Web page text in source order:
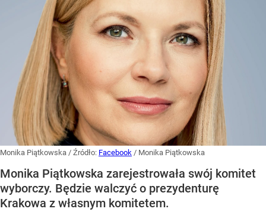
Monika Piątkowska / Źródło: Facebook / Monika Piątkowska
Monika Piątkowska zarejestrowała swój komitet
wyborczy. Będzie walczyć o prezydenturę
Krakowa z własnym komitetem.